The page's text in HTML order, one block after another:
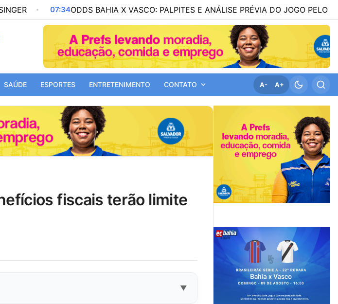
07:34ODDS BAHIA X VASCO: PALPITES E ANÁLISE PRÉVIA DO JOGO PELO
SAÚDE ESPORTES ENTRETENIMENTO CONTATO A- A+